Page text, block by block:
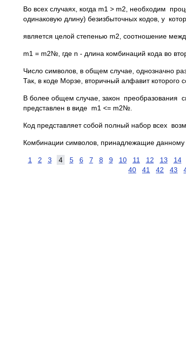
Во всех случаях, когда m1 > m2, необходим
одинаковую длину) безизбыточных кодов, у
является целой степенью m2, соотношение
m1 = m2№, где n - длина комбинаций кода во
Число символов, в общем случае, однозначно
Так, в коде Морзе, вторичный алфавит которого
В более общем случае, закон преобразования
представлен в виде m1 <= m2№.
Код представляет собой полный набор всех
Комбинации символов, принадлежащие
1 2 3 4 5 6 7 8 9 10 11 12 13 14
40
41 42 43